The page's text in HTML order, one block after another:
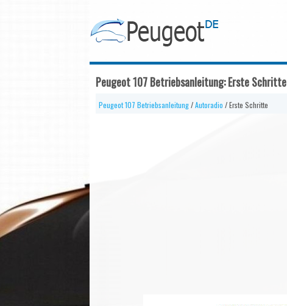
Peugeot 107 Betriebsanleitung: Erste Schritte
Peugeot 107 Betriebsanleitung/Autoradio / Erste Schritte